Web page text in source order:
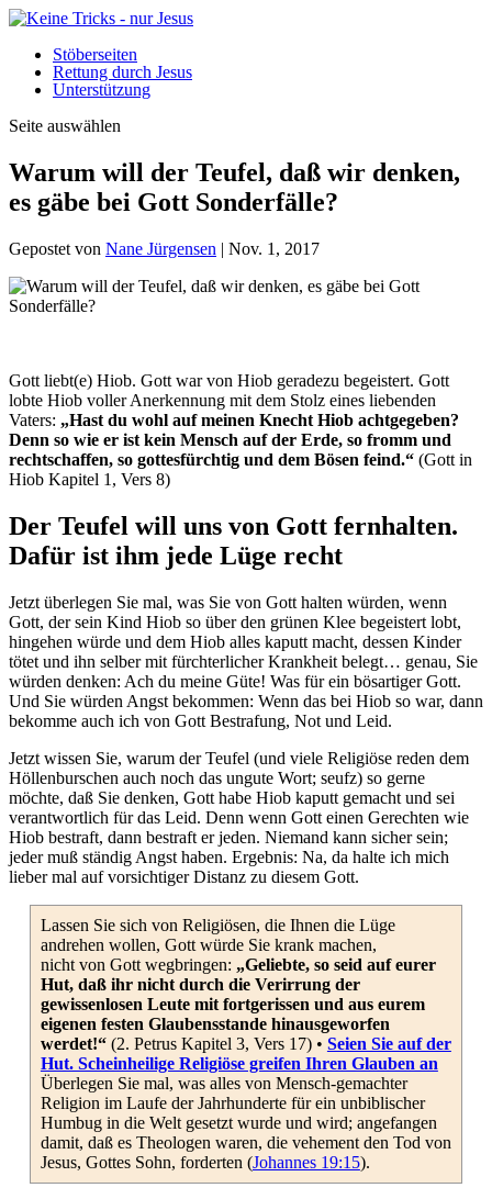
Stöberseiten
Rettung durch Jesus
Unterstützung
Seite auswählen
Warum will der Teufel, daß wir denken,
es gäbe bei Gott Sonderfälle?
Gepostet von Nane Jürgensen | Nov. 1, 2017
Gott liebt(e) Hiob. Gott war von Hiob geradezu begeistert. Gott
lobte Hiob voller Anerkennung mit dem Stolz eines liebenden
Vaters: „Hast du wohl auf meinen Knecht Hiob achtgegeben?
Denn so wie er ist kein Mensch auf der Erde, so fromm und
rechtschaffen, so gottesfürchtig und dem Bösen feind.“ (Gott in
Hiob Kapitel 1, Vers 8)
Der Teufel will uns von Gott fernhalten.
Dafür ist ihm jede Lüge recht
Jetzt überlegen Sie mal, was Sie von Gott halten würden, wenn
Gott, der sein Kind Hiob so über den grünen Klee begeistert lobt,
hingehen würde und dem Hiob alles kaputt macht, dessen Kinder
tötet und ihn selber mit fürchterlicher Krankheit belegt… genau, Sie
würden denken: Ach du meine Güte! Was für ein bösartiger Gott.
Und Sie würden Angst bekommen: Wenn das bei Hiob so war, dann
bekomme auch ich von Gott Bestrafung, Not und Leid.
Jetzt wissen Sie, warum der Teufel (und viele Religiöse reden dem
Höllenburschen auch noch das ungute Wort; seufz) so gerne
möchte, daß Sie denken, Gott habe Hiob kaputt gemacht und sei
verantwortlich für das Leid. Denn wenn Gott einen Gerechten wie
Hiob bestraft, dann bestraft er jeden. Niemand kann sicher sein;
jeder muß ständig Angst haben. Ergebnis: Na, da halte ich mich
lieber mal auf vorsichtiger Distanz zu diesem Gott.
Lassen Sie sich von Religiösen, die Ihnen die Lüge
andrehen wollen, Gott würde Sie krank machen,
nicht von Gott wegbringen: „Geliebte, so seid auf eurer
Hut, daß ihr nicht durch die Verirrung der
gewissenlosen Leute mit fortgerissen und aus eurem
eigenen festen Glaubensstande hinausgeworfen
werdet!“(2. Petrus Kapitel 3, Vers 17) • Seien Sie auf der
Hut. Scheinheilige Religiöse greifen Ihren Glauben an
Überlegen Sie mal, was alles von Mensch-gemachter
Religion im Laufe der Jahrhunderte für ein unbiblischer
Humbug in die Welt gesetzt wurde und wird; angefangen
damit, daß es Theologen waren, die vehement den Tod von
Jesus, Gottes Sohn, forderten (Johannes 19:15).